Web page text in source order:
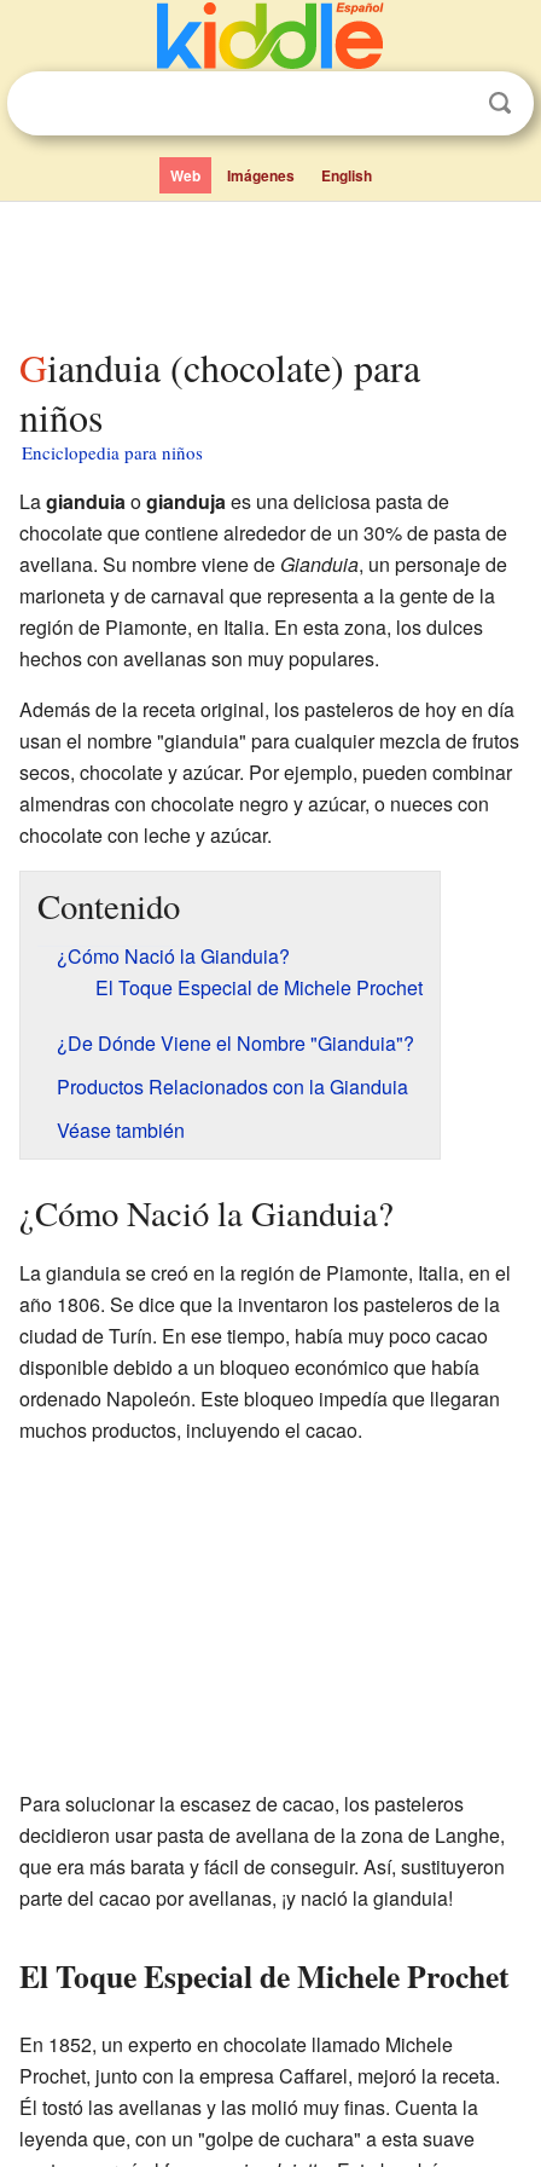
Web Imágenes English
Gianduia (chocolate) para
niños
Enciclopedia para niños
Lagianduiaogiandujaes una deliciosa pasta de
chocolate que contiene alrededor de un 30% de pasta de
avellana. Su nombre viene de Gianduia, un personaje de
marioneta y de carnaval que representa a la gente de la
región de Piamonte, en Italia. En esta zona, los dulces
hechos con avellanas son muy populares.
Además de la receta original, los pasteleros de hoy en día
usan el nombre "gianduia" para cualquier mezcla de frutos
secos, chocolate y azúcar. Por ejemplo, pueden combinar
almendras con chocolate negro y azúcar, o nueces con
chocolate con leche y azúcar.
Contenido
¿Cómo Nació la Gianduia?
El Toque Especial de Michele Prochet
¿De Dónde Viene el Nombre "Gianduia"?
Productos Relacionados con la Gianduia
Véase también
¿Cómo Nació la Gianduia?
La gianduia se creó en la región de Piamonte, Italia, en el
año 1806. Se dice que la inventaron los pasteleros de la
ciudad de Turín. En ese tiempo, había muy poco cacao
disponible debido a un bloqueo económico que había
ordenado Napoleón. Este bloqueo impedía que llegaran
muchos productos, incluyendo el cacao.
Para solucionar la escasez de cacao, los pasteleros
decidieron usar pasta de avellana de la zona de Langhe,
que era más barata y fácil de conseguir. Así, sustituyeron
parte del cacao por avellanas, ¡y nació la gianduia!
El Toque Especial de Michele Prochet
En 1852, un experto en chocolate llamado Michele
Prochet, junto con la empresa Caffarel, mejoró la receta.
Él tostó las avellanas y las molió muy finas. Cuenta la
leyenda que, con un "golpe de cuchara" a esta suave